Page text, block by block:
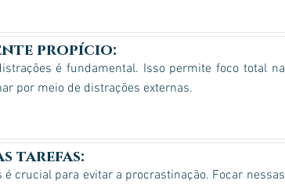
propício:
é fundamental. Isso permite foco total na
por meio de distrações externas.
tarefas:
crucial para evitar a procrastinação. Focar nessas